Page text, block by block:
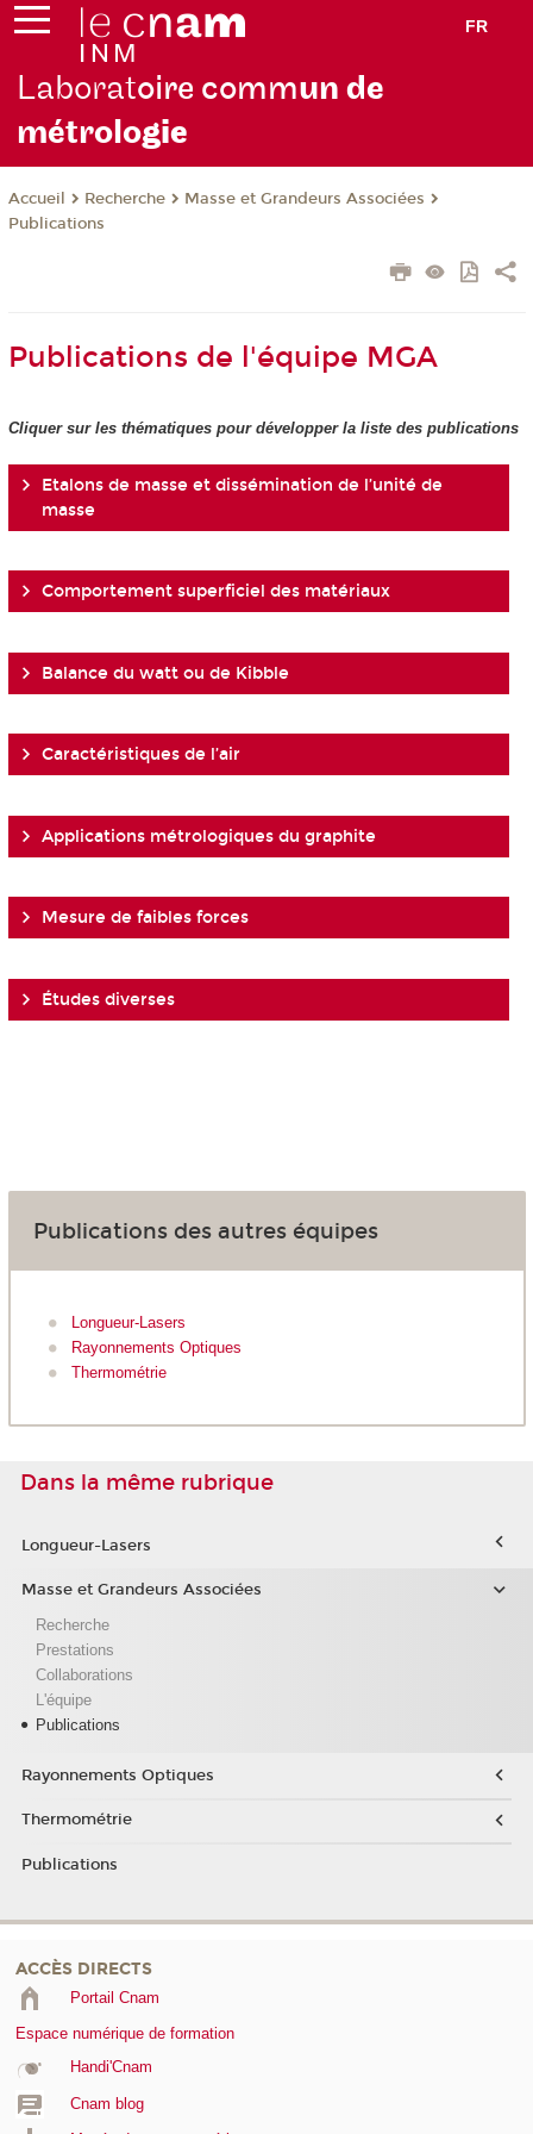
FR
Laboratoire commun de
métrologie
Accueil Recherche
Masse et Grandeurs Associées
Publications
Publications de l'équipe MGA
Cliquer sur les thématiques pour développer la liste des publications
Etalons de masse et dissémination de l’unité de
masse
Comportement superficiel des matériaux
Balance du watt ou de Kibble
Caractéristiques de l’air
Applications métrologiques du graphite
Mesure de faibles forces
Études diverses
Publications des autres équipes
Longueur-Lasers
Rayonnements Optiques
Thermométrie
Dans la même rubrique
Longueur-Lasers
Masse et Grandeurs Associées
Recherche
Prestations
Collaborations
L'équipe
Publications
Rayonnements Optiques
Thermométrie
Publications
ACCÈS DIRECTS
Portail Cnam
Espace numérique de formation
Handi'Cnam
Cnam blog